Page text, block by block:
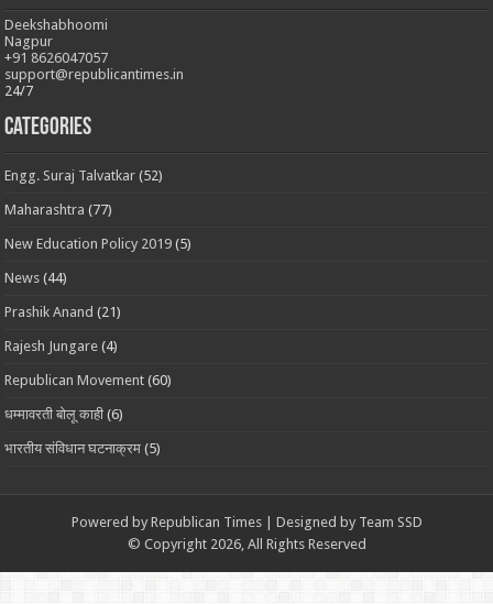
Deekshabhoomi
Nagpur
+91 8626047057
support@republicantimes.in
24/7
Categories
Engg. Suraj Talvatkar (52)
Maharashtra (77)
New Education Policy 2019 (5)
News (44)
Prashik Anand (21)
Rajesh Jungare (4)
Republican Movement (60)
धम्मावरती बोलू काही (6)
भारतीय संविधान घटनाक्रम (5)
Powered by Republican Times| Designed by Team SSD
© Copyright 2026, All Rights Reserved